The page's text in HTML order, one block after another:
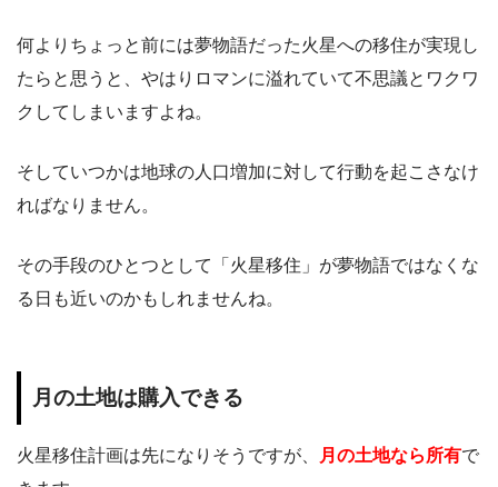
何よりちょっと前には夢物語だった火星への移住が実現し
たらと思うと、やはりロマンに溢れていて不思議とワクワ
クしてしまいますよね。
そしていつかは地球の人口増加に対して行動を起こさなけ
ればなりません。
その手段のひとつとして「火星移住」が夢物語ではなくな
る日も近いのかもしれませんね。
月の土地は購入できる
火星移住計画は先になりそうですが、 月の土地なら所有で